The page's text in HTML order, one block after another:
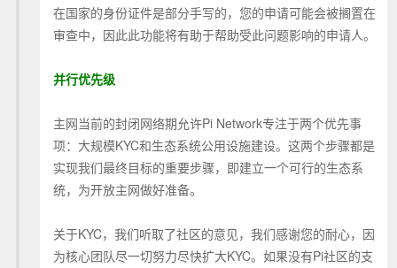
在国家的身份证件是部分手写的，您的申请可能会被搁置在
审查中，因此此功能将有助于帮助受此问题影响的申请人。
并行优先级
主网当前的封闭网络期允许Pi Network专注于两个优先事
项：大规模KYC和生态系统公用设施建设。这两个步骤都是
实现我们最终目标的重要步骤，即建立一个可行的生态系
统，为开放主网做好准备。
关于KYC，我们听取了社区的意见，我们感谢您的耐心，因
为核心团队尽一切努力尽快扩大KYC。如果没有Pi社区的支